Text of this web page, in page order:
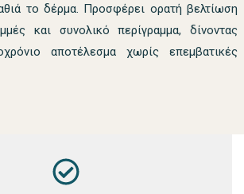
το δέρμα. Προσφέρει ορατή βελτίωση
και συνολικό περίγραμμα, δίνοντας
αποτέλεσμα χωρίς επεμβατικές